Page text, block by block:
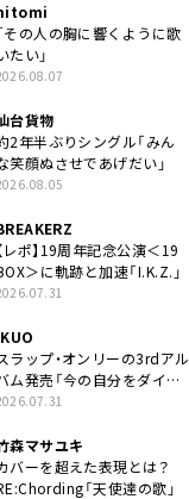
その人の胸に響くように歌
たい」
台貨物
2年半ぶりシングル「みん
笑顔ぬさせであげだい」
レポ】19周年記念公演＜19
＞に軌跡と加速「I.K.Z.」
ラップ・オンリーの3rdアル
ム発売「今の自分をダイレ
トに」
森マサユキ
バーを超えた表現とは？
「天使達の歌」